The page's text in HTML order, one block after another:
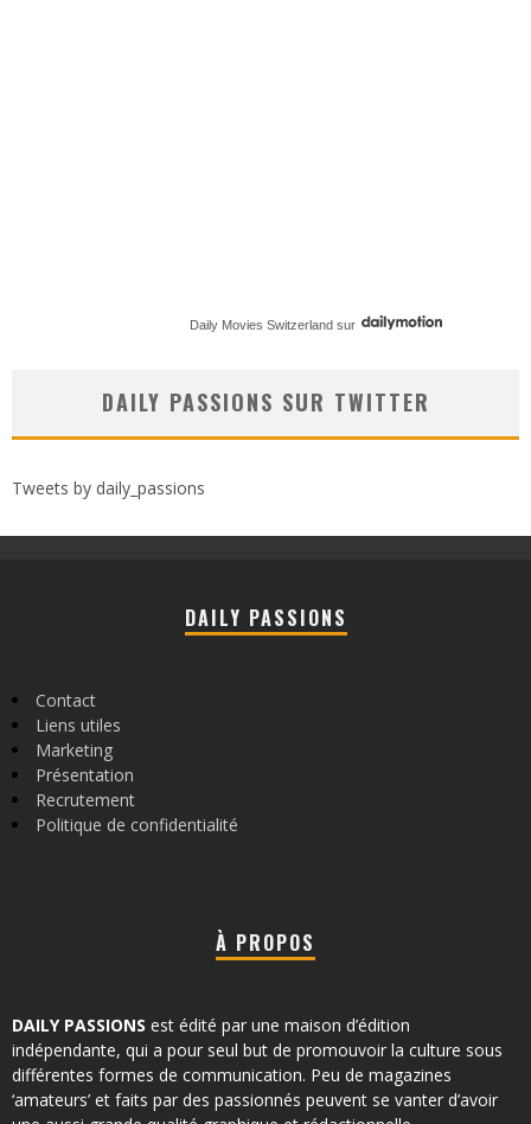
Daily Movies Switzerland sur
DAILY PASSIONS SUR TWITTER
Tweets by daily_passions
DAILY PASSIONS
Contact
Liens utiles
Marketing
Présentation
Recrutement
Politique de confidentialité
À PROPOS
DAILY PASSIONS est édité par une maison d’édition
indépendante, qui a pour seul but de promouvoir la culture sous
différentes formes de communication. Peu de magazines
‘amateurs’ et faits par des passionnés peuvent se vanter d’avoir